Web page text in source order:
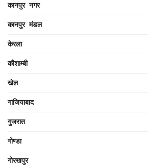
कानपुर नगर
कानपुर मंडल
केरला
कौशाम्बी
खेल
गाजियाबाद
गुजरात
गोण्डा
गोरखपुर